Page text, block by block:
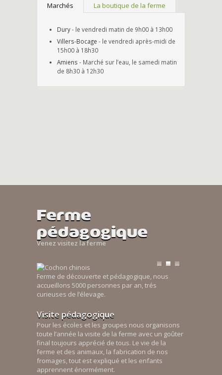
Marchés La boutique de la ferme
Dury- le vendredi matin de 9h00 à 13h00
Villers-Bocage - le vendredi après-midi de
15h00 à 18h30
Amiens - Marché sur l’eau, le samedi matin
de 8h30 à 12h30
Ferme
pédagogique
Venez visitez la ferme
Ferme de découverte et pédagogique, nous
accueillons 5000 personnes par an, trés
curieuses de l’élevage.
Visite pédagogique
Pour les écoles et les groupes nous organisons
toute l’année la visite de la ferme avec un goûter
final toujours apprécié de tous. Le vie de la
ferme et des animaux, la fabrication de nos
fromages, tout est expliqué et les enfants
apprennent énormément.